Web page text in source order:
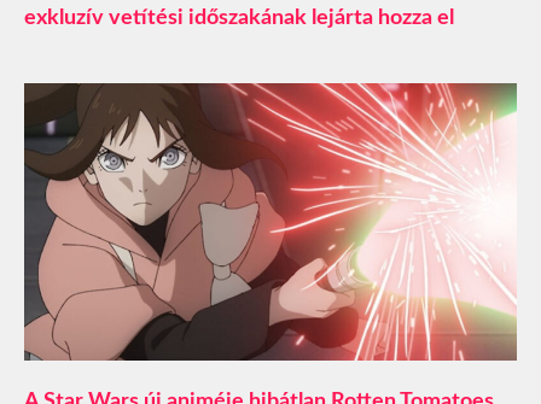
exkluzív vetítési időszakának lejárta hozza el